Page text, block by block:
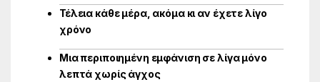
Τέλεια κάθε μέρα, ακόμα κι αν έχετε λίγο
χρόνο
Μια περιποιημένη εμφάνιση σε λίγα μόνο
λεπτά χωρίς άγχος